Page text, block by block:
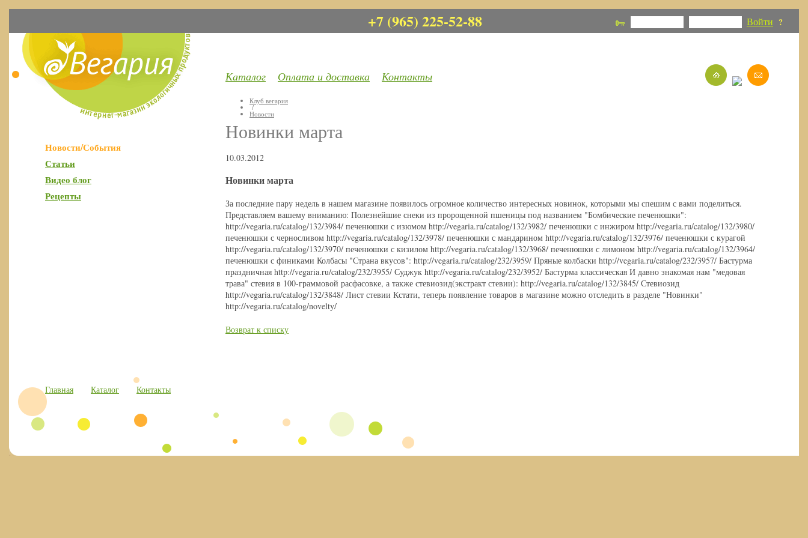
Войти ?
+7 (965) 225-52-88
Новости/События
Статьи
Видео блог
Рецепты
Каталог Оплата и доставка Контакты
Клуб вегария
/
Новости
Новинки марта
10.03.2012
Новинки марта
За последние пару недель в нашем магазине появилось огромное количество интересных новинок, которыми мы спешим с вами поделиться.
Представляем вашему вниманию: Полезнейшие снеки из пророщенной пшеницы под названием "Бомбические печенюшки":
http://vegaria.ru/catalog/132/3984/ печенюшки с изюмом http://vegaria.ru/catalog/132/3982/ печенюшки с инжиром http://vegaria.ru/catalog/132/3980/
печенюшки с черносливом http://vegaria.ru/catalog/132/3978/ печенюшки с мандарином http://vegaria.ru/catalog/132/3976/ печенюшки с курагой
http://vegaria.ru/catalog/132/3970/ печенюшки с кизилом http://vegaria.ru/catalog/132/3968/ печенюшки с лимоном http://vegaria.ru/catalog/132/3964/
печенюшки с финиками Колбасы "Страна вкусов": http://vegaria.ru/catalog/232/3959/ Пряные колбаски http://vegaria.ru/catalog/232/3957/ Бастурма
праздничная http://vegaria.ru/catalog/232/3955/ Суджук http://vegaria.ru/catalog/232/3952/ Бастурма классическая И давно знакомая нам "медовая
трава" стевия в 100-граммовой расфасовке, а также стевиозид(экстракт стевии): http://vegaria.ru/catalog/132/3845/ Стевиозид
http://vegaria.ru/catalog/132/3848/ Лист стевии Кстати, теперь появление товаров в магазине можно отследить в разделе "Новинки"
http://vegaria.ru/catalog/novelty/
Возврат к списку
Главная Каталог Контакты